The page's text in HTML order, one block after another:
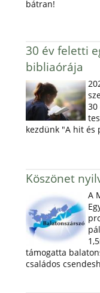
bátran!
30 év feletti
bibliaórája
kezdünk "A hit és
Köszönet
A
támogatta
családos